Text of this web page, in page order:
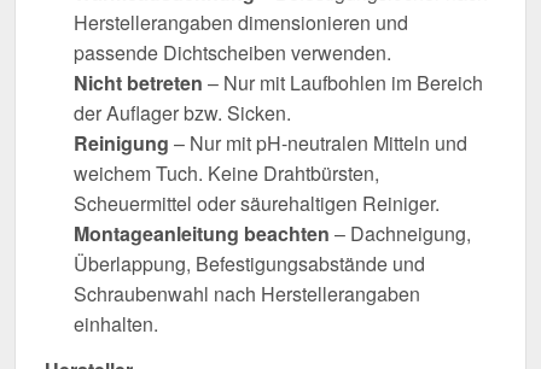
Herstellerangaben dimensionieren und
passende Dichtscheiben verwenden.
Nicht betreten – Nur mit Laufbohlen im Bereich
der Auflager bzw. Sicken.
Reinigung – Nur mit pH-neutralen Mitteln und
weichem Tuch. Keine Drahtbürsten,
Scheuermittel oder säurehaltigen Reiniger.
Montageanleitung beachten – Dachneigung,
Überlappung, Befestigungsabstände und
Schraubenwahl nach Herstellerangaben
einhalten.